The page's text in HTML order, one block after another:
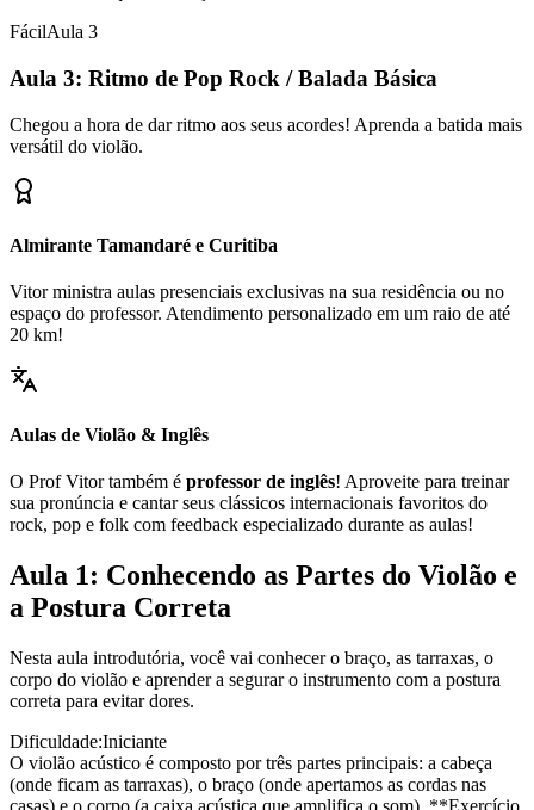
FácilAula 3
Aula 3: Ritmo de Pop Rock / Balada Básica
Chegou a hora de dar ritmo aos seus acordes! Aprenda a batida mais
versátil do violão.
Almirante Tamandaré e Curitiba
Vitor ministra aulas presenciais exclusivas na sua residência ou no
espaço do professor. Atendimento personalizado em um raio de até
20 km!
Aulas de Violão & Inglês
O Prof Vitor também é professor de inglês! Aproveite para treinar
sua pronúncia e cantar seus clássicos internacionais favoritos do
rock, pop e folk com feedback especializado durante as aulas!
Aula 1: Conhecendo as Partes do Violão e
a Postura Correta
Nesta aula introdutória, você vai conhecer o braço, as tarraxas, o
corpo do violão e aprender a segurar o instrumento com a postura
correta para evitar dores.
Dificuldade:Iniciante
O violão acústico é composto por três partes principais: a cabeça
(onde ficam as tarraxas), o braço (onde apertamos as cordas nas
casas) e o corpo (a caixa acústica que amplifica o som). **Exercício